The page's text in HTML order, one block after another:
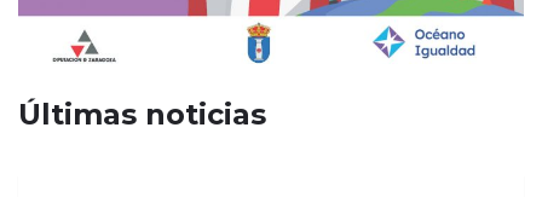
Últimas noticias